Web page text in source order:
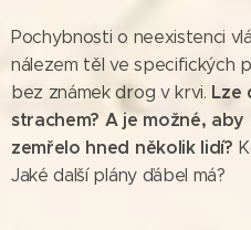
Pochybnosti o neexistenci
nálezem těl ve specifických
bez známek drog v krvi. Lze
strachem? A je možné,
zemřelo hned několik lidí?
Jaké další plány ďábel má?